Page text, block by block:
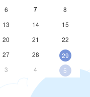
6 7
8
13 14
15
20 21
22
27 28
29
3 4 5